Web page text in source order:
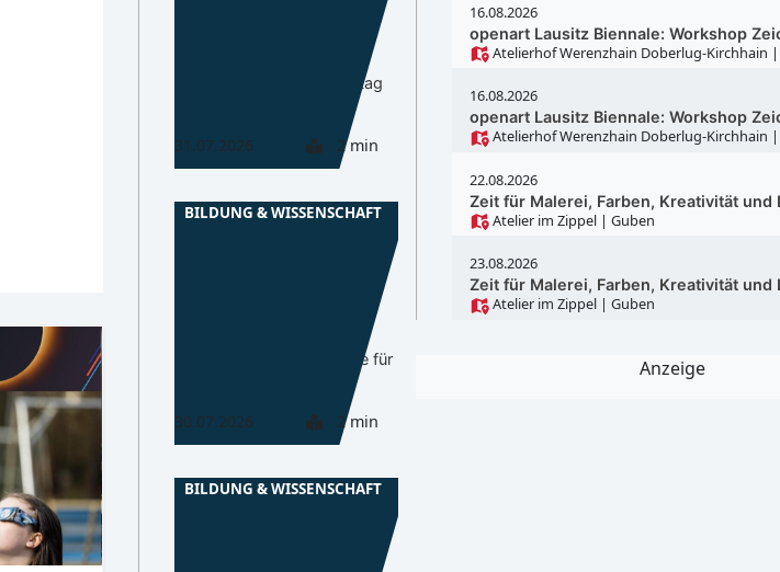
Schuljahresstart am Montag
31.07.2026 2 min
BILDUNG & WISSENSCHAFT
mittwochs zwei Angebote für
30.07.2026 2 min
BILDUNG & WISSENSCHAFT
16.08.2026
openart Lausitz Biennale: Workshop
Atelierhof Werenzhain Doberlug-Kirchhain
16.08.2026
openart Lausitz Biennale: Workshop
Atelierhof Werenzhain Doberlug-Kirchhain
22.08.2026
Zeit für Malerei, Farben, Kreativität und
Atelier im Zippel | Guben
23.08.2026
Zeit für Malerei, Farben, Kreativität und
Atelier im Zippel | Guben
Anzeige